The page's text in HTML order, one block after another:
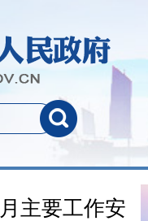
主要工作安